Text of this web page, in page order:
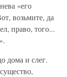
«его
возьмите, да
право, того...
дома и слег.